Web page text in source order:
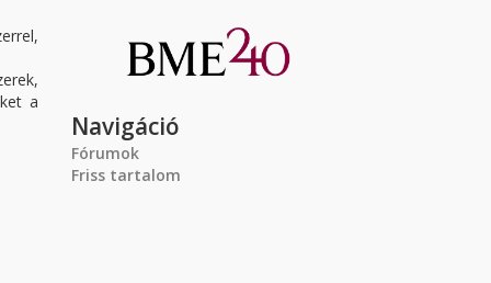
a
Navigáció
Fórumok
Friss tartalom